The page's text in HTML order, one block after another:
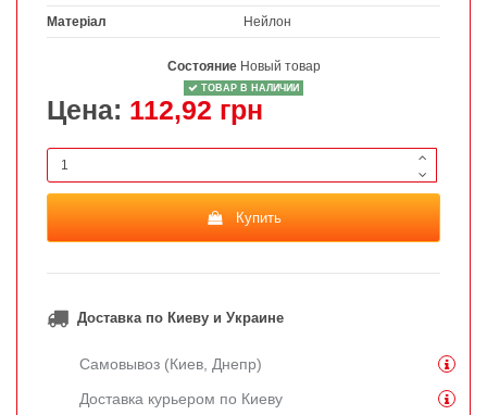
Матеріал Нейлон
Состояние Новый товар
ТОВАР В НАЛИЧИИ
Цена: 112,92 грн
Купить
Доставка по Киеву и Украине
Самовывоз (Киев, Днепр)
Доставка курьером по Киеву